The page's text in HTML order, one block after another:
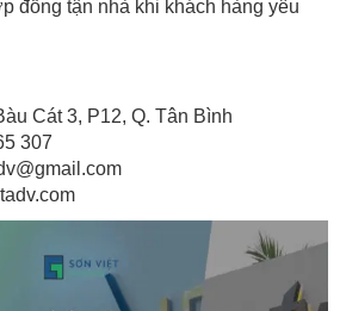
đồng tận nhà khi khách hàng yêu
Cát 3, P12, Q. Tân Bình
307